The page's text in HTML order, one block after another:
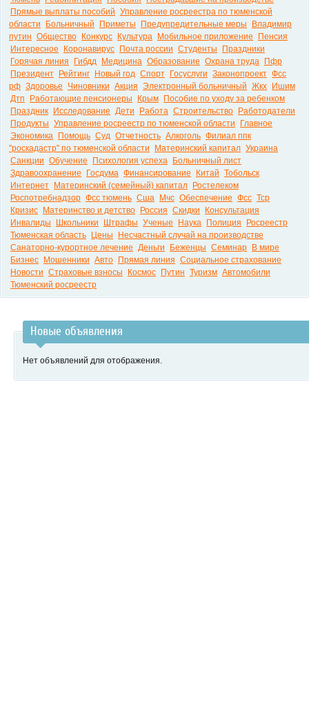
Прямые выплаты пособий Управление росреестра по тюменской
области
Больничный Приметы Предупредительные меры
Владимир
путин Общество Конкурс Культура Мобильное приложение
Пенсия
Интересное
Коронавирус Почта россии Студенты
Праздники
Горячая линия
Гибдд Медицина Образование Охрана труда
Пфр
Президент
Рейтинг Новый год Спорт Госуслуги Законопроект Фсс
рф Здоровье Чиновники Акция Электронный больничный Жкх
Ишим
Дтп
Работающие пенсионеры Крым
Пособие по уходу за ребенком
Праздник
Исследование Дети Работа Строительство
Работодатели
Продукты Управление росреестр по тюменской области
Главное
Экономика
Помощь Суд Отчетность Алкоголь Филиал ппк
"роскадастр" по тюменской области
Материнский капитал Украина
Санкции Обучение Психология успеха
Больничный лист
Здравоохранение
Госдума Финансирование Китай Тобольск
Интернет
Материнский (семейный) капитал
Ростелеком
Роспотребнадзор Фсс тюмень Сша Мчс Обеспечение Фсс Тср
Кризис
Материнство и детство Россия Скидки
Консультация
Инвалиды
Школьники Штрафы Ученые Наука Полиция
Росреестр
Тюменская область
Цены
Несчастный случай на производстве
Санаторно-курортное лечение Деньги Беженцы Семинар
В мире
Бизнес
Мошенники Авто Прямая линия Социальное страхование
Новости Страховые взносы Космос Путин Туризм Автомобили
Тюменский росреестр
Новые объявления
Нет объявлений для отображения.